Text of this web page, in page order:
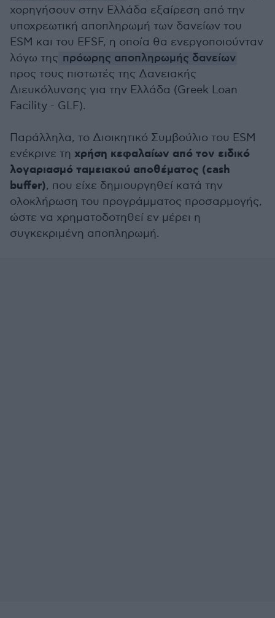
χορηγήσουν στην Ελλάδα εξαίρεση από την
υποχρεωτική αποπληρωμή των δανείων του
ESM και του EFSF, η οποία θα ενεργοποιούνταν
λόγω της πρόωρης αποπληρωμής δανείων
προς τους πιστωτές της Δανειακής
Διευκόλυνσης για την Ελλάδα (Greek Loan
Facility - GLF).
Παράλληλα, το Διοικητικό Συμβούλιο του ESM
ενέκρινε τη χρήση κεφαλαίων από τον ειδικό
λογαριασμό ταμειακού αποθέματος (cash
buffer), που είχε δημιουργηθεί κατά την
ολοκλήρωση του προγράμματος προσαρμογής,
ώστε να χρηματοδοτηθεί εν μέρει η
συγκεκριμένη αποπληρωμή.